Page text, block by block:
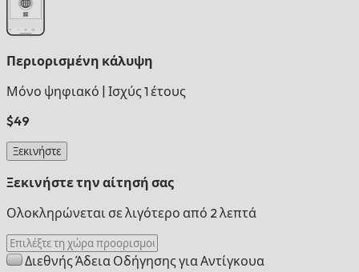
Περιορισμένη κάλυψη
Μόνο ψηφιακό Ισχύς 1 έτους
$49
Ξεκινήστε
Ξεκινήστε την αίτησή σας
Ολοκληρώνεται σε λιγότερο από 2 λεπτά
Διεθνής Άδεια Οδήγησης για Αντίγκουα